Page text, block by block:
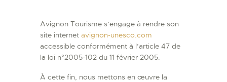
FAIRE UN DON
Avignon Tourisme s’engage à rendre son
site internet avignon-unesco.com
accessible conformément à l’article 47 de
la loi n°2005-102 du 11 février 2005.
À cette fin, nous mettons en œuvre la